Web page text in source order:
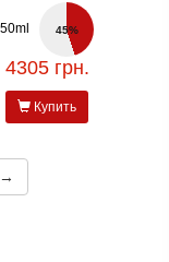
50ml 45%
4305 грн.
Купить